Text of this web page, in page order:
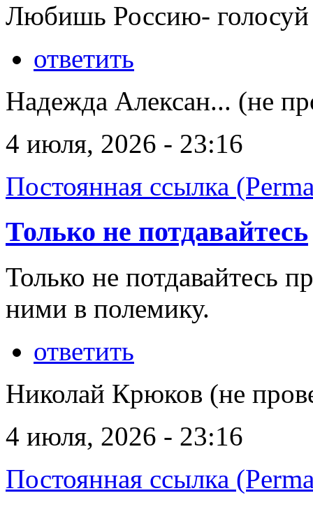
Любишь Россию-
ответить
Надежда Алексан... (не
4 июля, 2026 - 23:16
Постоянная ссылка
Только не потдавайтесь
Только не потдавайтесь
ними в полемику.
ответить
Николай Крюков (не
4 июля, 2026 - 23:16
Постоянная ссылка